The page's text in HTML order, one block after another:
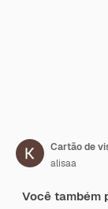
alisaa
Você também